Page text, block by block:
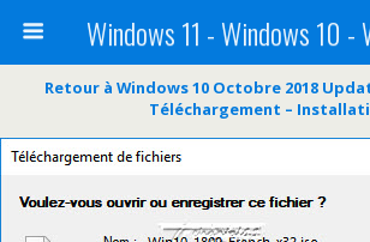
Retour à Windows 10 Octobre 2018
Téléchargement –